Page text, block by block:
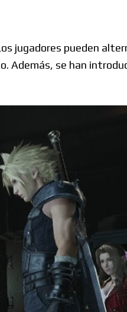
jugadores pueden
Además, se han